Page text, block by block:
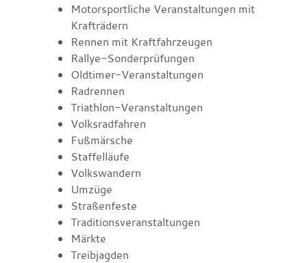
Motorsportliche Veranstaltungen mit
Krafträdern
Rennen mit Kraftfahrzeugen
Rallye-Sonderprüfungen
Oldtimer-Veranstaltungen
Radrennen
Triathlon-Veranstaltungen
Volksradfahren
Fußmärsche
Staffelläufe
Volkswandern
Umzüge
Straßenfeste
Traditionsveranstaltungen
Märkte
Treibjagden